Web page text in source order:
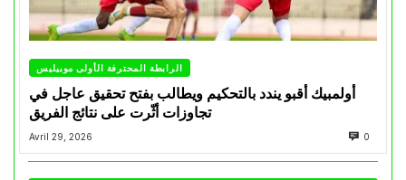
الرابطة المحترفة الأولى موبيليس
أولمبيك أقبو يندد بالتحكيم ويطالب بفتح تحقيق عاجل في
تجاوزات أثّرت على نتائج الفريق
Avril 29, 2026 0